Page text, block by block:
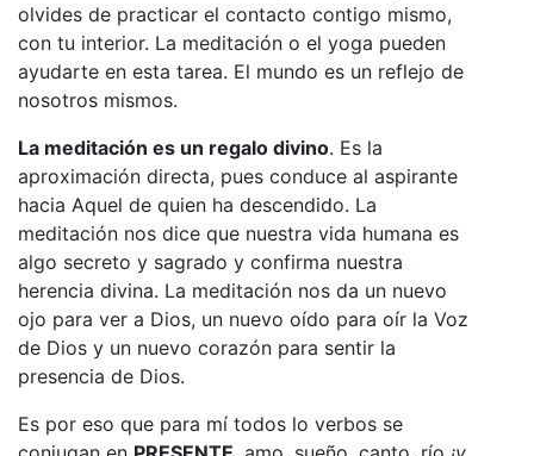
olvides de practicar el contacto contigo mismo,
con tu interior. La meditación o el yoga pueden
ayudarte en esta tarea. El mundo es un reflejo de
nosotros mismos.
La meditación es un regalo divino. Es la
aproximación directa, pues conduce al aspirante
hacia Aquel de quien ha descendido. La
meditación nos dice que nuestra vida humana es
algo secreto y sagrado y confirma nuestra
herencia divina. La meditación nos da un nuevo
ojo para ver a Dios, un nuevo oído para oír la Voz
de Dios y un nuevo corazón para sentir la
presencia de Dios.
Es por eso que para mí todos lo verbos se